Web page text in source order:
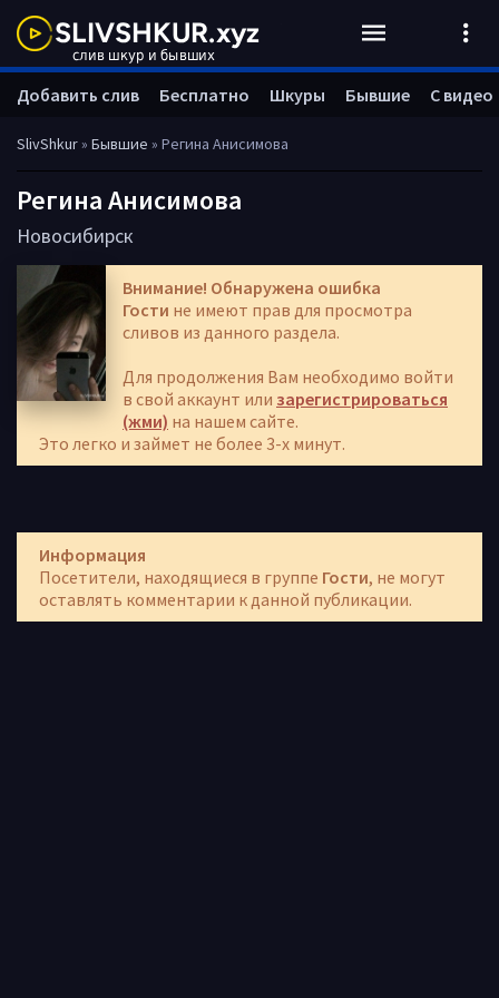
SlivShkur» Бывшие » Регина Анисимова
Регина Анисимова
Новосибирск
Внимание! Обнаружена ошибка
Гости не имеют прав для просмотра
сливов из данного раздела.
Для продолжения Вам необходимо войти
в свой аккаунт или зарегистрироваться
(жми) на нашем сайте.
Это легко и займет не более 3-х минут.
Информация
Посетители, находящиеся в группе Гости, не могут
оставлять комментарии к данной публикации.
Добавить слив Бесплатно Шкуры Бывшие С видео